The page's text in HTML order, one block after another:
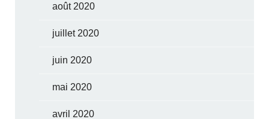
août 2020
juillet 2020
juin 2020
mai 2020
avril 2020